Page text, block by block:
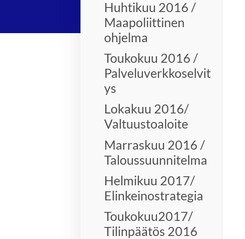
Huhtikuu 2016 /
Maapoliittinen
ohjelma
Toukokuu 2016 /
Palveluverkkoselvit
ys
Lokakuu 2016/
Valtuustoaloite
Marraskuu 2016 /
Taloussuunnitelma
Helmikuu 2017/
Elinkeinostrategia
Toukokuu2017/
Tilinpäätös 2016